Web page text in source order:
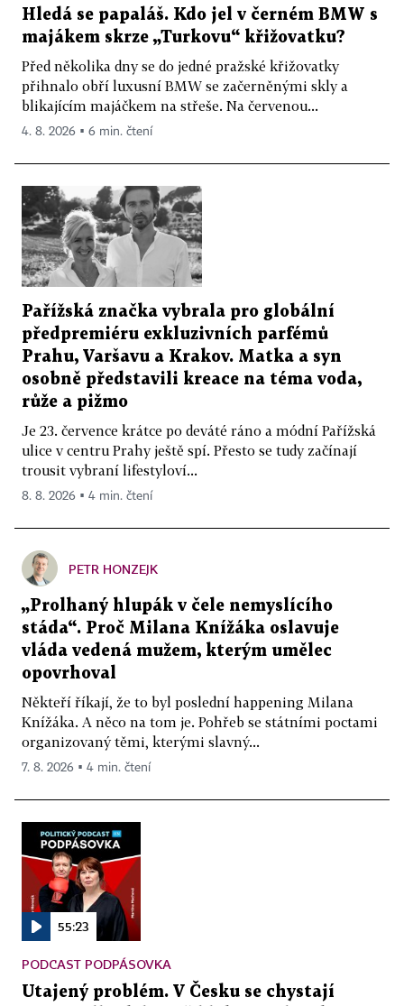
Hledá se papaláš. Kdo jel v černém BMW s
majákem skrze „Turkovu“ křižovatku?
Před několika dny se do jedné pražské křižovatky
přihnalo obří luxusní BMW se začerněnými skly a
blikajícím majáčkem na střeše. Na červenou...
4. 8. 2026 ▪ 6 min. čtení
Pařížská značka vybrala pro globální
předpremiéru exkluzivních parfémů
Prahu, Varšavu a Krakov. Matka a syn
osobně představili kreace na téma voda,
růže a pižmo
Je 23. července krátce po deváté ráno a módní Pařížská
ulice v centru Prahy ještě spí. Přesto se tudy začínají
trousit vybraní lifestyloví...
8. 8. 2026 ▪ 4 min. čtení
PETR HONZEJK
„Prolhaný hlupák v čele nemyslícího
stáda“. Proč Milana Knížáka oslavuje
vláda vedená mužem, kterým umělec
opovrhoval
Někteří říkají, že to byl poslední happening Milana
Knížáka. A něco na tom je. Pohřeb se státními poctami
organizovaný těmi, kterými slavný...
7. 8. 2026 ▪ 4 min. čtení
55:23
PODCAST PODPÁSOVKA
Utajený problém. V Česku se chystají